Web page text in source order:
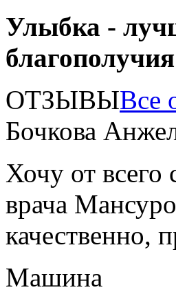
Улыбка -
ОТЗЫВЫВсе
Бочкова
Хочу от всего
врача
качественно,
Машина